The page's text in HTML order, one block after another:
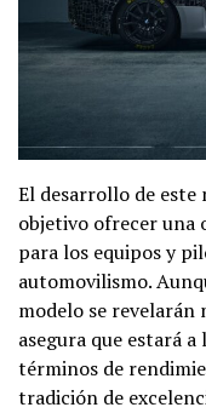
El desarrollo de
objetivo ofrecer una
para los equipos y
automovilismo.
modelo se
asegura que estará
términos de
tradición de